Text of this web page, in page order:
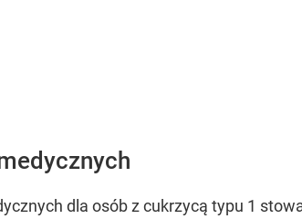
dla osób z cukrzycą typu 1